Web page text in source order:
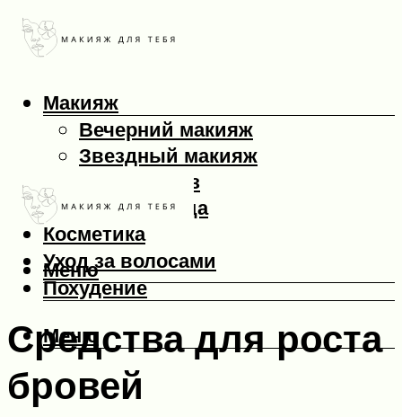
Макияж
Вечерний макияж
Звездный макияж
Макияж глаз
Макияж лица
Косметика
Уход за волосами
Похудение
Меню
Меню
Средства для роста
бровей